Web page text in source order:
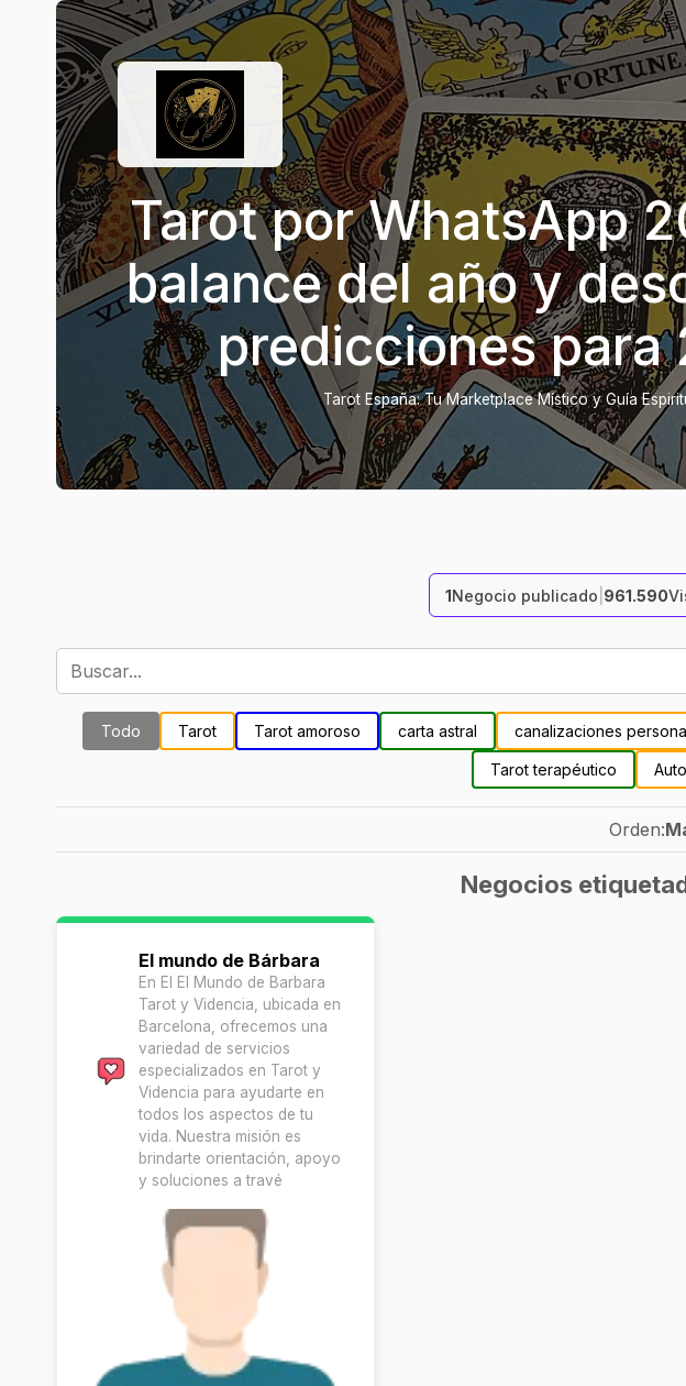
Tarot por WhatsApp
balance del año y
predicciones para
Tarot España: Tu Marketplace Místico y Guía
1Negocio publicado 961.590
Todo Tarot Tarot amoroso carta astral canalizaciones
Tarot terapéutico
Orden:
Negocios
El mundo de Bárbara
En El El Mundo de Barbara
Tarot y Videncia, ubicada en
Barcelona, ofrecemos una
variedad de servicios
especializados en Tarot y
Videncia para ayudarte en
todos los aspectos de tu
vida. Nuestra misión es
brindarte orientación, apoyo
y soluciones a travé